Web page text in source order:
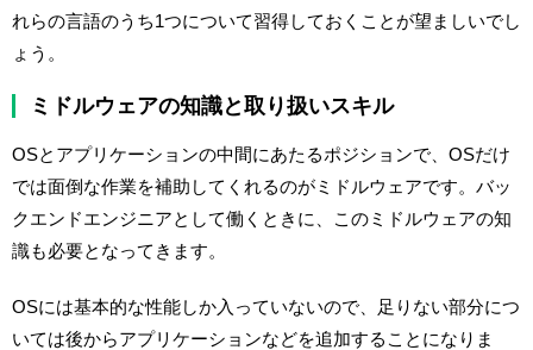
れらの言語のうち1つについて習得しておくことが望ましいでし
ょう。
ミドルウェアの知識と取り扱いスキル
OSとアプリケーションの中間にあたるポジションで、OSだけ
では面倒な作業を補助してくれるのがミドルウェアです。バッ
クエンドエンジニアとして働くときに、このミドルウェアの知
識も必要となってきます。
OSには基本的な性能しか入っていないので、足りない部分につ
いては後からアプリケーションなどを追加することになりま